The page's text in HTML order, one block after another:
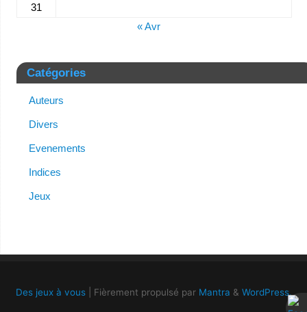
31
« Avr
Catégories
Auteurs
Divers
Evenements
Indices
Jeux
Des jeux à vous| Fièrement propulsé par Mantra & WordPress.